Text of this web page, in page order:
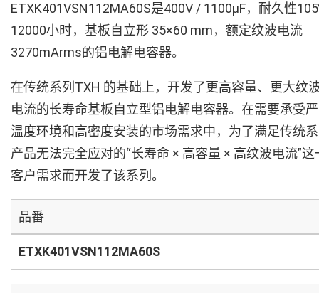
ETXK401VSN112MA60S是400V / 1100µF，耐久性
12000小时，基板自立形 35×60 mm，额定纹波电流
3270mArms的铝电解电容器。
在传统系列TXH 的基础上，开发了更高容量、更大纹
电流的长寿命基板自立型铝电解电容器。在需要承受
温度环境和高密度安装的市场需求中，为了满足传统
产品无法完全应对的“长寿命 × 高容量 × 高纹波电流”这
客户需求而开发了该系列。
品番
ETXK401VSN112MA60S